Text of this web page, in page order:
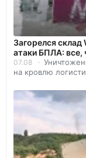
Загорелся
атаки БПЛА: все,
07.08
на кровлю